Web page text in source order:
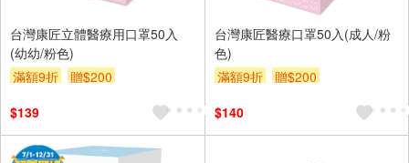
台灣康匠立體醫療用口罩50入
(幼幼/粉色)
滿額9折
贈$200
$139
台灣康匠醫療口罩50入(成人/粉
色)
滿額9折
贈$200
$140